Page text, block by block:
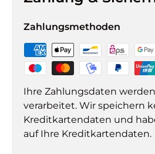
Zahlungsmethoden
Ihre Zahlungsdaten
verarbeitet. Wir speichern
Kreditkartendaten und
auf Ihre Kreditkartendaten.